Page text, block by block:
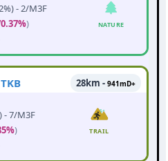
- 2/M3F
)
NATURE
TKB 28km - 941mD+
- 7/M3F
)
TRAIL